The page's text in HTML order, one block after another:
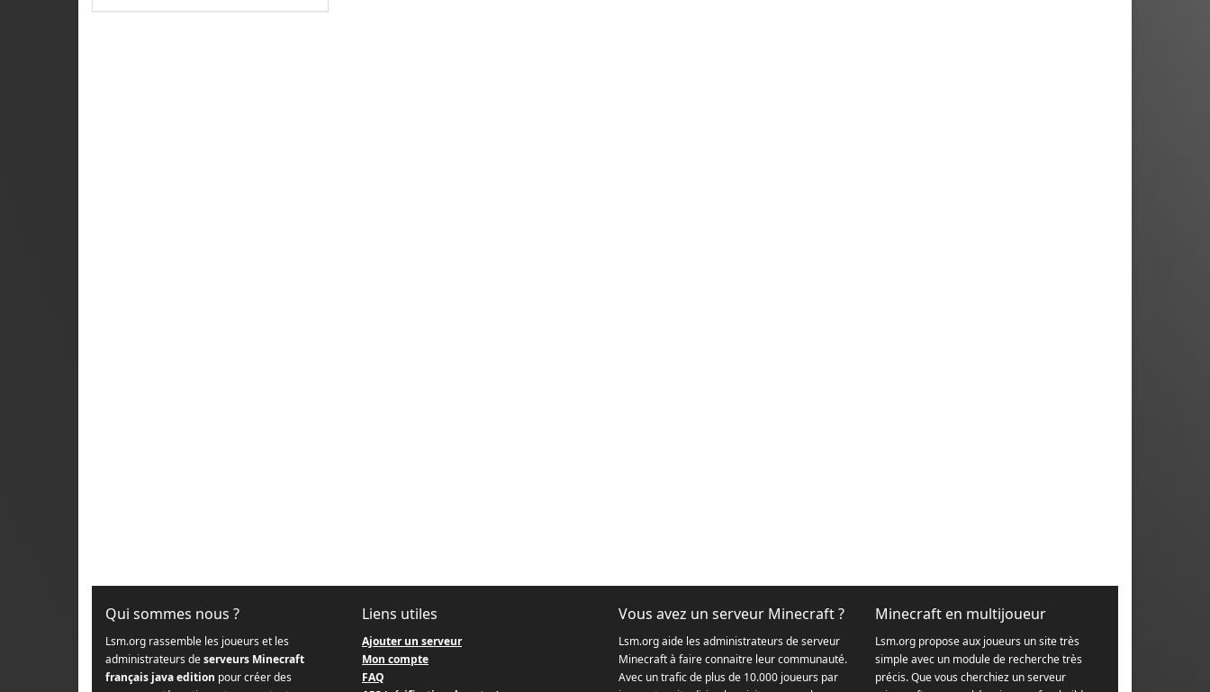
Qui sommes nous ?
Lsm.org rassemble les joueurs et les
administrateurs deserveurs Minecraft
français java edition pour créer des
Liens utiles
Ajouter un serveur
Mon compte
FAQ
Vous avez un serveur Minecraft ?
Lsm.org aide les administrateurs de serveur
Minecraft à faire connaitre leur communauté.
Avec un trafic de plus de 10.000 joueurs par
Minecraft en multijoueur
Lsm.org propose aux joueurs un site très
simple avec un module de recherche très
précis. Que vous cherchiez un serveur